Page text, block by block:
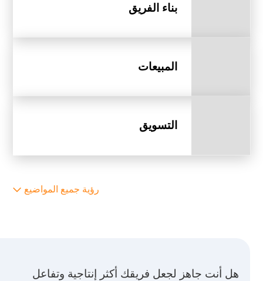
بناء الفريق
المبيعات
التسويق
رؤية جميع المواضيع
هل أنت جاهز لجعل فريقك أكثر إنتاجية وتفاعل